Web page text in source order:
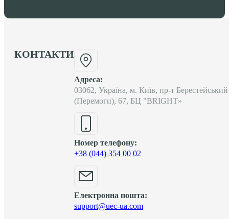
КОНТАКТИ
Адреса:
03062, Україна, м. Київ, пр-т Берестейський
(Перемоги), 67, БЦ "BRIGHT»
Номер телефону:
+38 (044) 354 00 02
Електронна пошта:
support@uec-ua.com